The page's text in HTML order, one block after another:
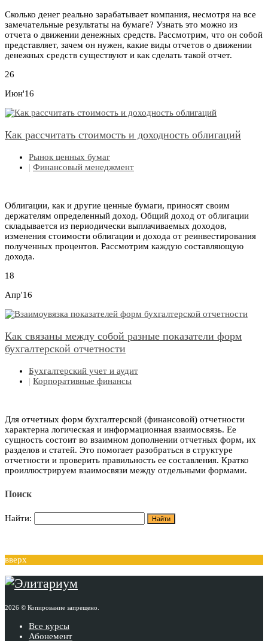
Сколько денег реально зарабатывает компания, несмотря на все
замечательные результаты на бумаге? Узнать это можно из
отчета о движении денежных средств. Рассмотрим, что он собой
представляет, зачем он нужен, какие виды отчетов о движении
денежных средств существуют и как сделать такой отчет.
26
Июн'16
Как рассчитать стоимость и доходность облигаций
Рынок ценных бумаг
| Финансовый менеджмент
Облигации, как и другие ценные бумаги, приносят своим
держателям определенный доход. Общий доход от облигации
складывается из периодически выплачиваемых доходов,
изменения стоимости облигации и дохода от реинвестирования
полученных процентов. Рассмотрим каждую составляющую
дохода.
18
Апр'16
Как связаны между собой разные показатели форм
бухгалтерской отчетности
Бухгалтерский учет и аудит
| Корпоративные финансы
Для отчетных форм бухгалтерской (финансовой) отчетности
характерна логическая и информационная взаимосвязь. Ее
сущность состоит во взаимном дополнении отчетных форм, их
разделов и статей. Это помогает разобраться в структуре
отчетности и проверить правильность ее составления. Кратко
проиллюстрируем взаимосвязи между отдельными формами.
Поиск
Найти:
вверх
2026 © Копирование запрещено.
Все курсы
Абонемент